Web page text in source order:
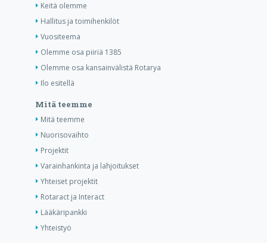
Keitä olemme
Hallitus ja toimihenkilöt
Vuositeema
Olemme osa piiriä 1385
Olemme osa kansainvälistä Rotarya
Ilo esitellä
Mitä teemme
Mitä teemme
Nuorisovaihto
Projektit
Varainhankinta ja lahjoitukset
Yhteiset projektit
Rotaract ja Interact
Lääkäripankki
Yhteistyö